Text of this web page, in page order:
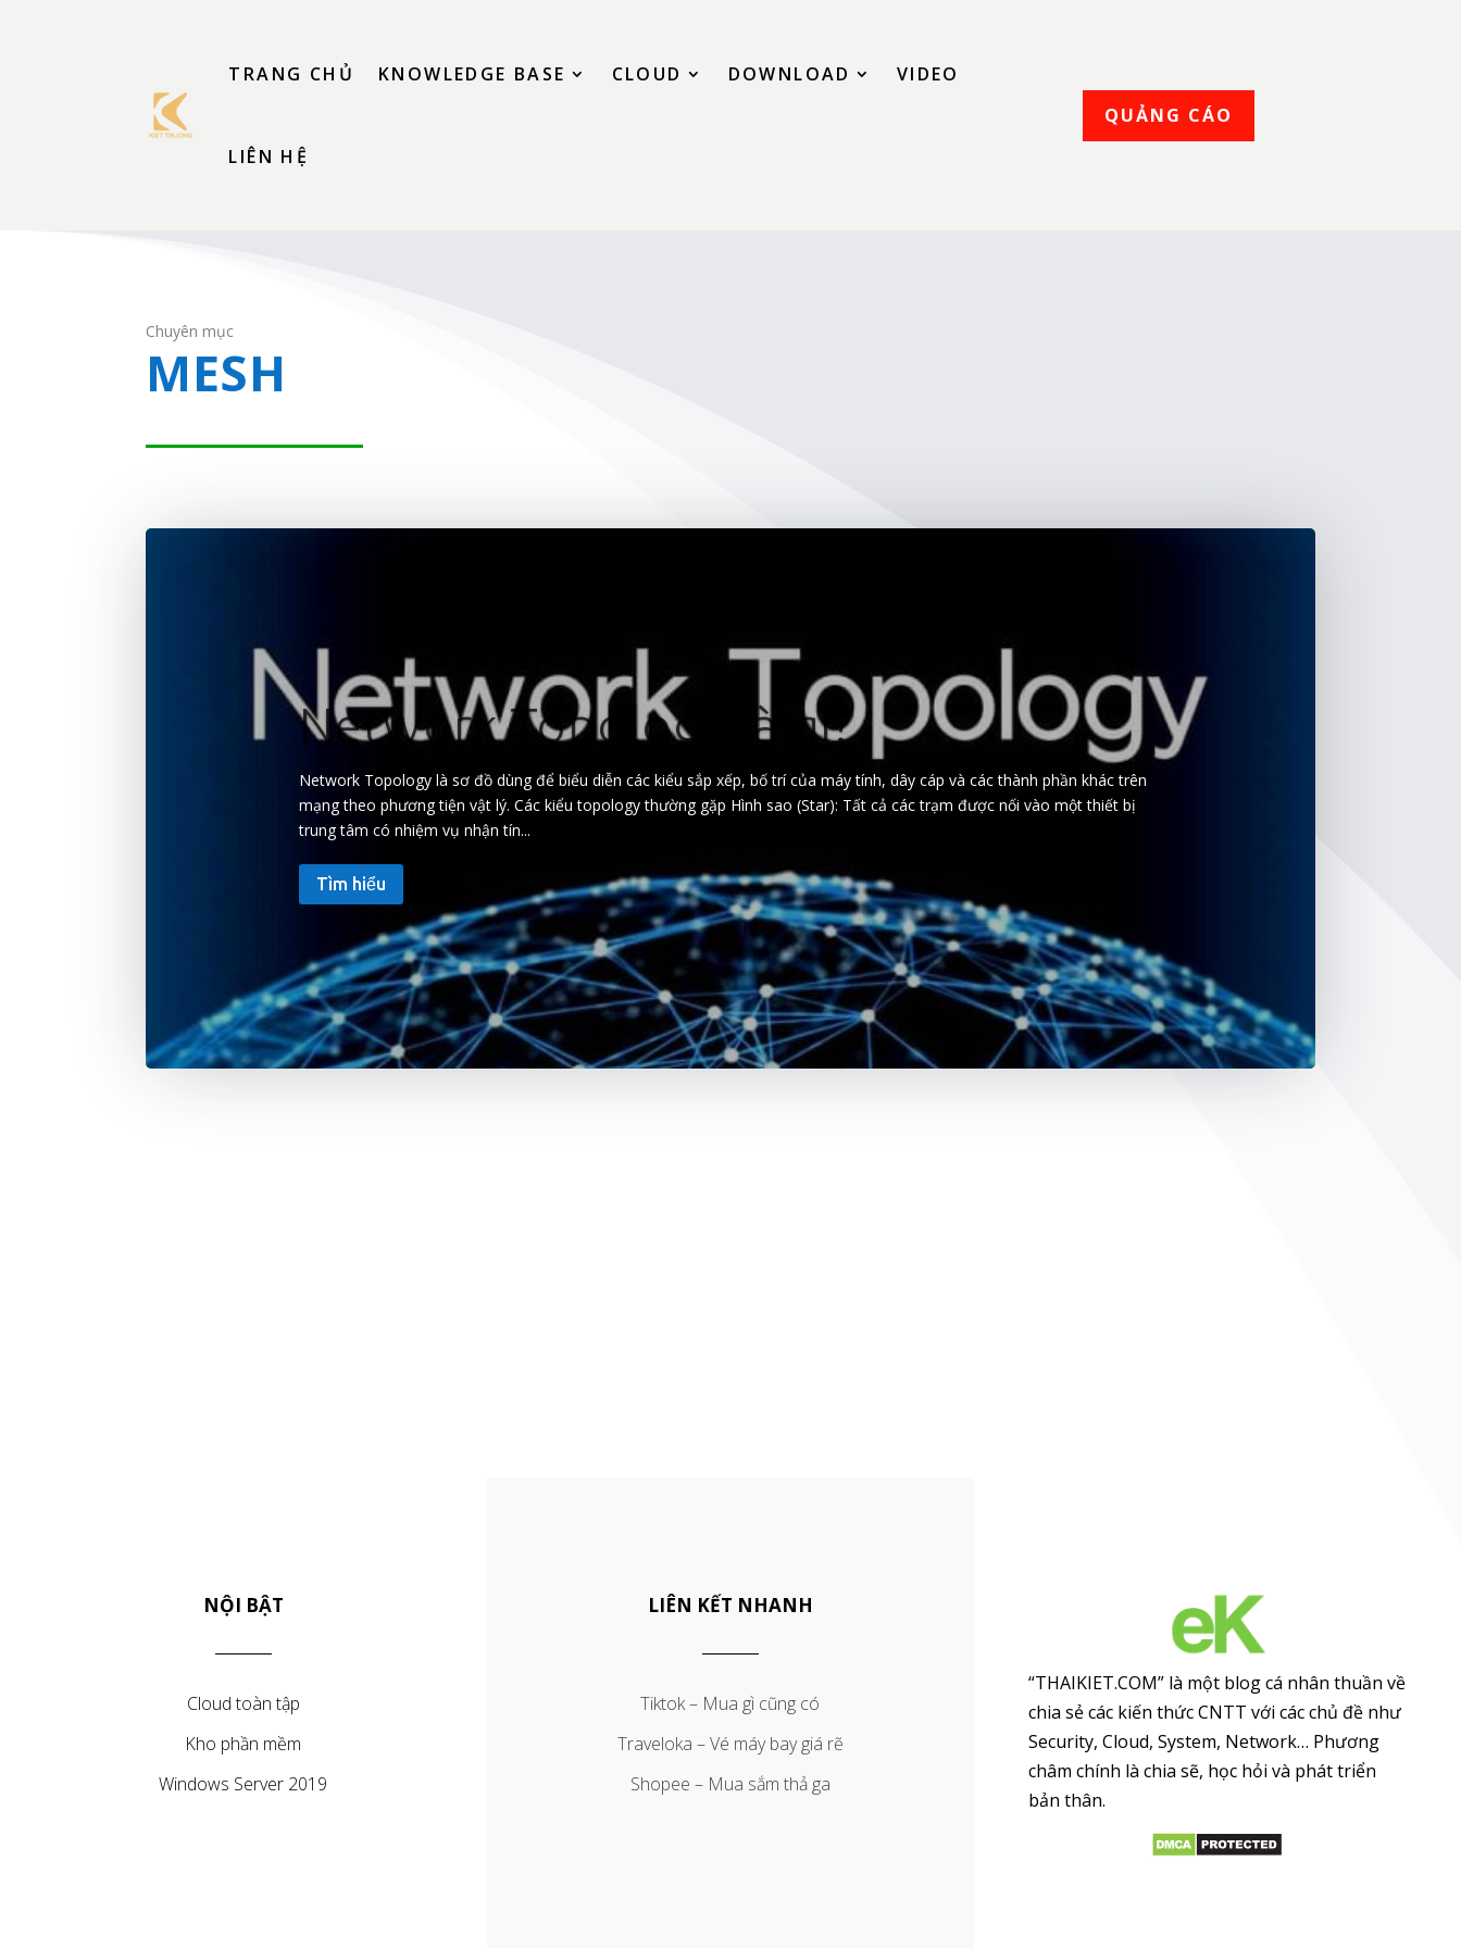
TRANG CHỦ KNOWLEDGE BASE CLOUD DOWNLOAD VIDEO
LIÊN HỆ
QUẢNG CÁO
Chuyên mục
MESH
Network Topology là gì?
Network Topology là sơ đồ dùng để biểu diễn các kiểu sắp xếp, bố trí của máy tính, dây cáp và các thành phần khác trên
mạng theo phương tiện vật lý. Các kiểu topology thường gặp Hình sao (Star): Tất cả các trạm được nối vào một thiết bị
trung tâm có nhiệm vụ nhận tín...
Tìm hiểu
NỘI BẬT
Cloud toàn tập
Kho phần mềm
Windows Server 2019
LIÊN KẾT NHANH
Tiktok – Mua gì cũng có
Traveloka – Vé máy bay giá rẽ
Shopee – Mua sắm thả ga
“THAIKIET.COM” là một blog cá nhân thuần về
chia sẻ các kiến thức CNTT với các chủ đề như
Security, Cloud, System, Network… Phương
châm chính là chia sẽ, học hỏi và phát triển
bản thân.